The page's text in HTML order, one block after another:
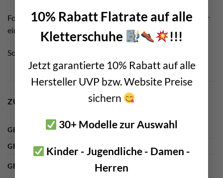
10% Rabatt Flatrate auf alle
Kletterschuhe
!!!
Jetzt garantierte 10% Rabatt auf alle
Hersteller UVP bzw. Website Preise
sichern
30+ Modelle zur Auswahl
Kinder - Jugendliche - Damen -
Herren
Folglich empfehlen wir, das Werkzeug regelmäßig in Wasser
einzulegen. Dadurch „quillt“ das Holz wieder auf.
Somit wird verhindert, dass der Metallkopf locker wird.
ZUSÄTZLICHE INFORMATIONEN
GEWICHT
n. a.
GRÖSSE
n. a.
GEWICHT STEINSCHLEGEL